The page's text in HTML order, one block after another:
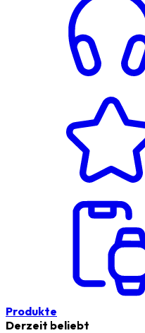
Produkte
Derzeit beliebt